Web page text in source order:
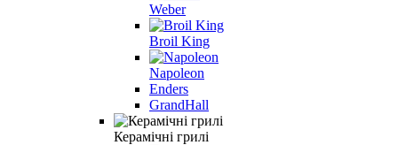
Weber
Broil King
Napoleon
Enders
GrandHall
Керамічні грилі